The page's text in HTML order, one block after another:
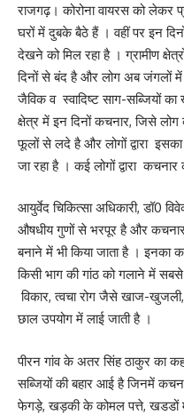
राजगढ़। कोरोना वायरस को
घरों में दुबके बैठे हैं । वहीं पर इन
देखने को मिल रहा है । ग्रामीण
दिनों से बंद है और लोग अब जंगलों में
जैविक व स्वादिष्ट साग-सब्जियों
क्षेत्र में इन दिनों कचनार, जिसे
फूलों से लदे है और लोगों द्वारा
जा रहा है । कई लोगों द्वारा
आयुर्वेद चिकित्सा अधिकारी, डॉ0
औषधीय गुणों से भरपूर है और
बनाने में भी किया जाता है ।
किसी भाग की गांठ को गलाने में
विकार, त्वचा रोग जैसे खाज-
छाल उपयोग में लाई जाती है ।
पीरन गांव के अतर सिंह ठाकुर का
सब्जियों की बहार आई है जिनमें
फेगड़े, खड़की के कोमल पत्ते, खडडों